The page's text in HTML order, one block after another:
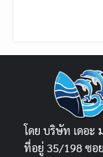
โดย บริษัท เดอะ
ที่อยู่ 35/198 ซอ